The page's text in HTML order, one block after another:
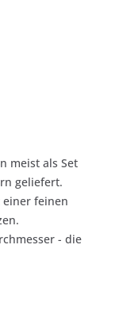
meist als Set
geliefert.
einer feinen
- die